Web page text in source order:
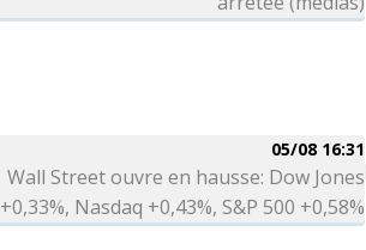
05/08 16:31
Wall Street ouvre en hausse: Dow Jones
+0,33%, Nasdaq +0,43%, S&P 500 +0,58%